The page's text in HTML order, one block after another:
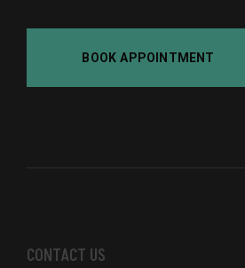
BOOK APPOINTMENT
CONTACT US